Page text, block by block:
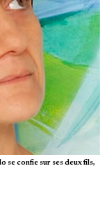
se confie sur ses deux fils,